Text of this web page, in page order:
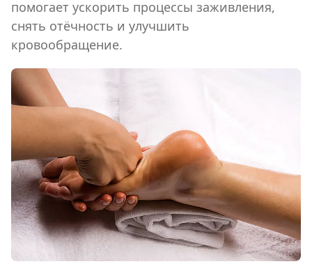
помогает ускорить процессы заживления,
снять отёчность и улучшить
кровообращение.